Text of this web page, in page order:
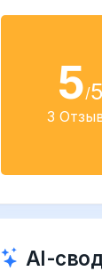
5/5
3
AI-